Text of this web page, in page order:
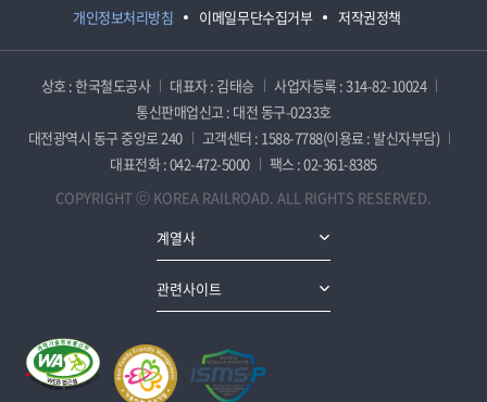
개인정보처리방침 이메일무단수집거부 저작권정책
상호 : 한국철도공사 대표자 : 김태승
사업자등록 : 314-82-10024
통신판매업신고 : 대전 동구-0233호
대전광역시 동구 중앙로 240
고객센터 : 1588-7788(이용료 : 발신자부담)
대표전화 : 042-472-5000
팩스 : 02-361-8385
COPYRIGHT ⓒ KOREA RAILROAD. ALL RIGHTS RESERVED.
계열사
관련사이트